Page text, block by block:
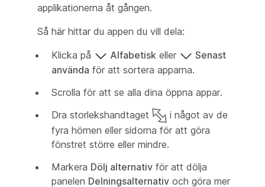
applikationerna åt gången.
Så här hittar du appen du vill dela:
Klicka på
Alfabetisk eller
Senast
använda för att sortera apparna.
Scrolla för att se alla dina öppna appar.
Dra storlekshandtaget
i något av de
fyra hörnen eller sidorna för att göra
fönstret större eller mindre.
Markera Dölj alternativ för att dölja
panelen Delningsalternativ och göra mer